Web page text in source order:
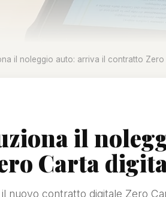
il noleggio auto: arriva il contratto Zero
il
Carta
nuovo contratto digitale Zero